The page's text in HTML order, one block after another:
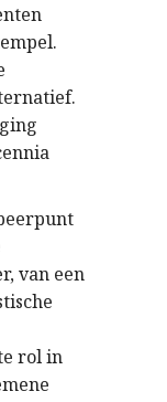
van een
rol in